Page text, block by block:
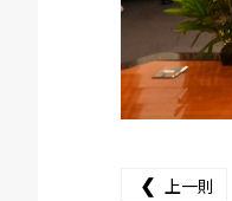
❮ 上一則